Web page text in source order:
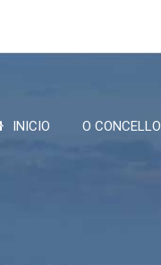
INICIO O CONCELLO